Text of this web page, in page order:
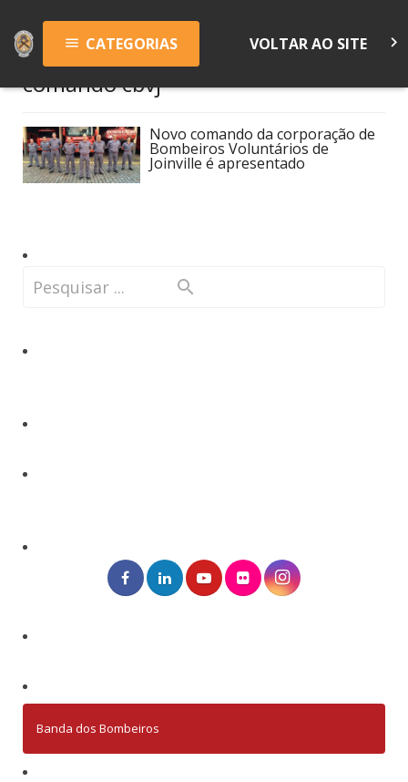
menu CATEGORIAS VOLTAR AO SITE keyboard_arrow_right
comando cbvj
Novo comando da corporação de
Bombeiros Voluntários de
Joinville é apresentado
Banda dos Bombeiros